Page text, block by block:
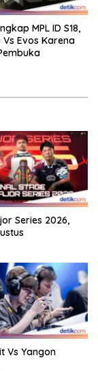
MPL ID S18,
Vs Evos Karena
Series 2026,
Vs Yangon